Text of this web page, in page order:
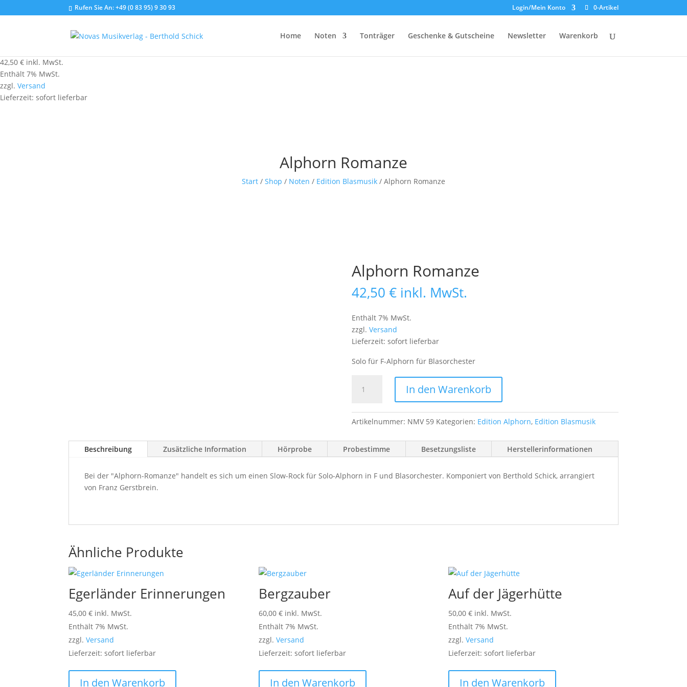
Rufen Sie An:+49 (0 83 95) 9 30 93 Login/Mein Konto 0-Artikel
Home Noten Tonträger Geschenke & Gutscheine Newsletter Warenkorb
42,50 € inkl. MwSt.
Enthält 7% MwSt.
zzgl. Versand
Lieferzeit: sofort lieferbar
Alphorn Romanze
Start / Shop / Noten / Edition Blasmusik / Alphorn Romanze
Alphorn Romanze
42,50€ inkl. MwSt.
Enthält 7% MwSt.
zzgl.Versand
Lieferzeit: sofort lieferbar
Solo für F-Alphorn für Blasorchester
Romanze
In den Warenkorb
Artikelnummer: NMV 59 Kategorien: Edition Alphorn, Edition Blasmusik
Beschreibung Zusätzliche Information Hörprobe Probestimme Besetzungsliste Herstellerinformationen
Bei der "Alphorn-Romanze" handelt es sich um einen Slow-Rock für Solo-Alphorn in F und Blasorchester. Komponiert von Berthold Schick, arrangiert
von Franz Gerstbrein.
Ähnliche Produkte
Egerländer Erinnerungen
45,00€ inkl. MwSt.
Enthält 7% MwSt.
zzgl.Versand
Lieferzeit: sofort lieferbar
In den Warenkorb
Bergzauber
60,00 € inkl. MwSt.
Enthält 7% MwSt.
zzgl. Versand
Lieferzeit: sofort lieferbar
In den Warenkorb
Auf der Jägerhütte
50,00€ inkl. MwSt.
Enthält 7% MwSt.
zzgl.Versand
Lieferzeit: sofort lieferbar
In den Warenkorb